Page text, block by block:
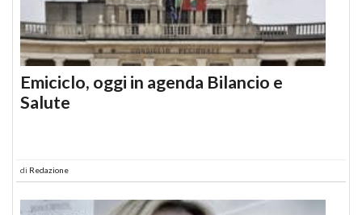
Emiciclo, oggi in agenda Bilancio e
Salute
di Redazione